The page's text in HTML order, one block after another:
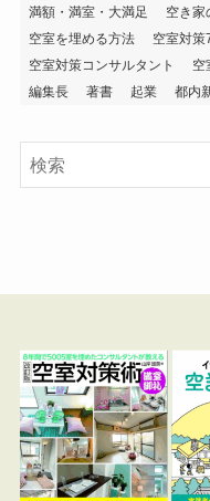
満額・満室・大満足
空き家
空室を埋める方法
空室対策
空室対策コンサルタント
空
編集長
著書 起業 都内